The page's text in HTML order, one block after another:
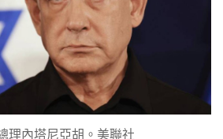
理內塔尼亞胡。美聯社